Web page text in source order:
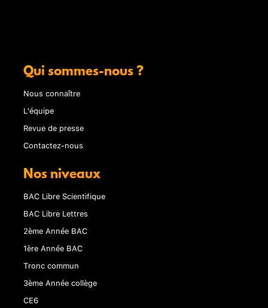
Qui sommes-nous ?
Nous connaître
L'équipe
Revue de presse
Contactez-nous
Nos niveaux
BAC Libre Scientifique
BAC Libre Lettres
2ème Année BAC
1ère Année BAC
Tronc commun
3ème Année collège
CE6